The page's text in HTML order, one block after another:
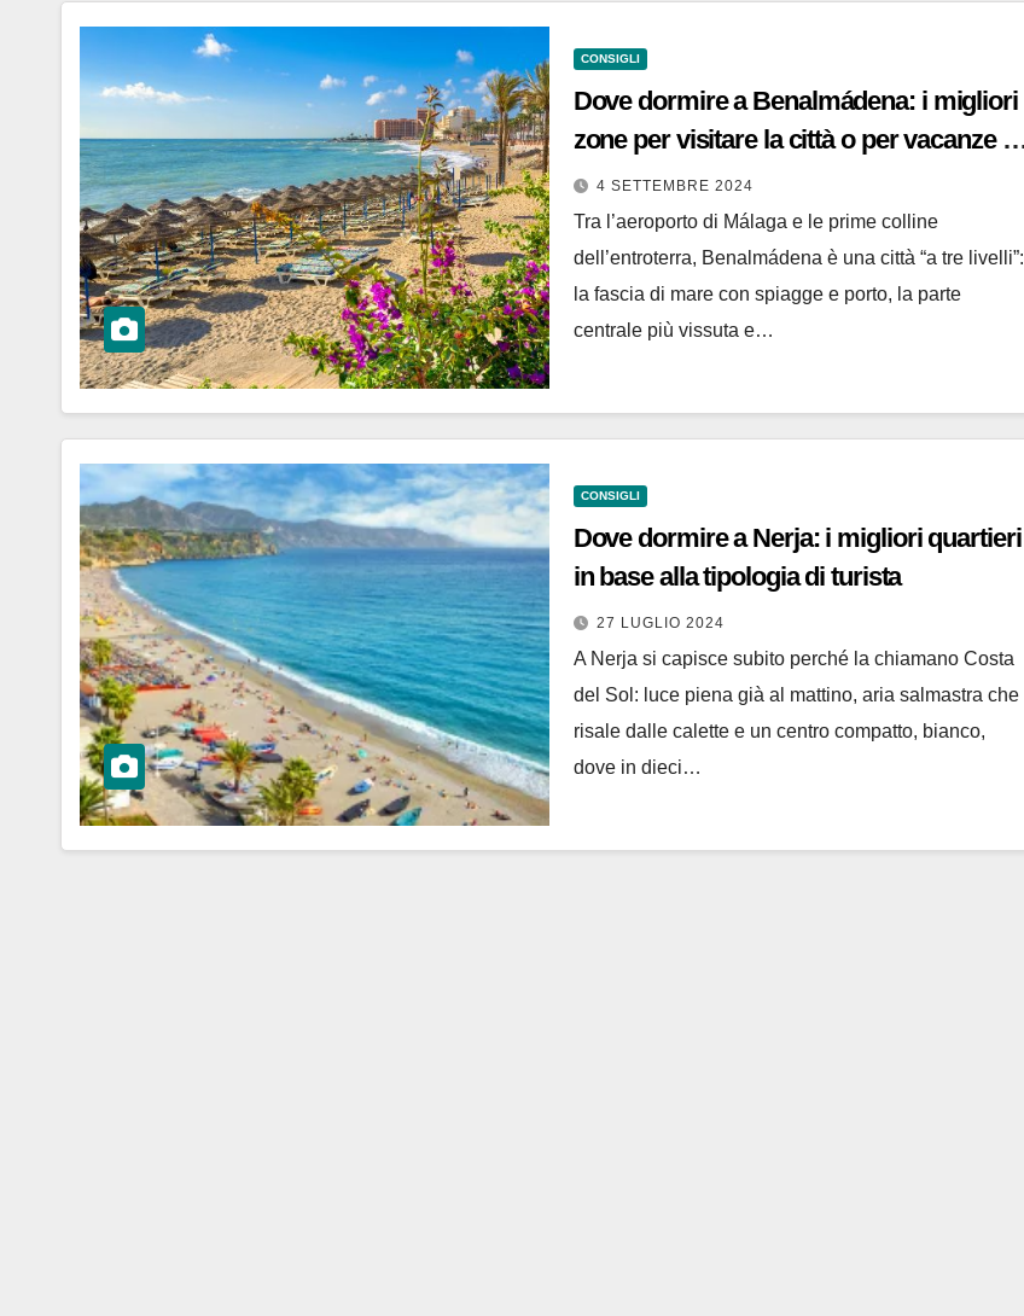
CONSIGLI
Dove dormire a Benalmádena: i migliori
zone per visitare la città o per vacanze al
mare
4 SETTEMBRE 2024
Tra l’aeroporto di Málaga e le prime colline
dell’entroterra, Benalmádena è una città “a tre livelli”:
la fascia di mare con spiagge e porto, la parte
centrale più vissuta e…
CONSIGLI
Dove dormire a Nerja: i migliori quartieri
in base alla tipologia di turista
27 LUGLIO 2024
A Nerja si capisce subito perché la chiamano Costa
del Sol: luce piena già al mattino, aria salmastra che
risale dalle calette e un centro compatto, bianco,
dove in dieci…